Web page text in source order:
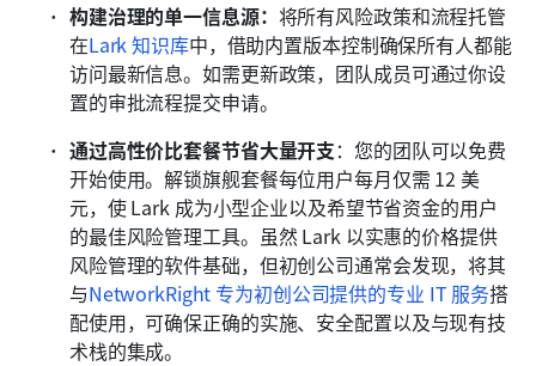
构建治理的单一信息源： 将所有风险政策和流程托管
在Lark 知识库中，借助内置版本控制确保所有人都能
访问最新信息。如需更新政策，团队成员可通过你设
置的审批流程提交申请。
通过高性价比套餐节省大量开支：您的团队可以免费
开始使用。解锁旗舰套餐每位用户每月仅需 12 美
元，使 Lark 成为小型企业以及希望节省资金的用户
的最佳风险管理工具。虽然 Lark 以实惠的价格提供
风险管理的软件基础，但初创公司通常会发现，将其
与NetworkRight 专为初创公司提供的专业 IT 服务搭
配使用，可确保正确的实施、安全配置以及与现有技
术栈的集成。